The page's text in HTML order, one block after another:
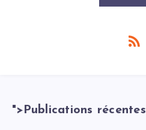
">Publications récentes